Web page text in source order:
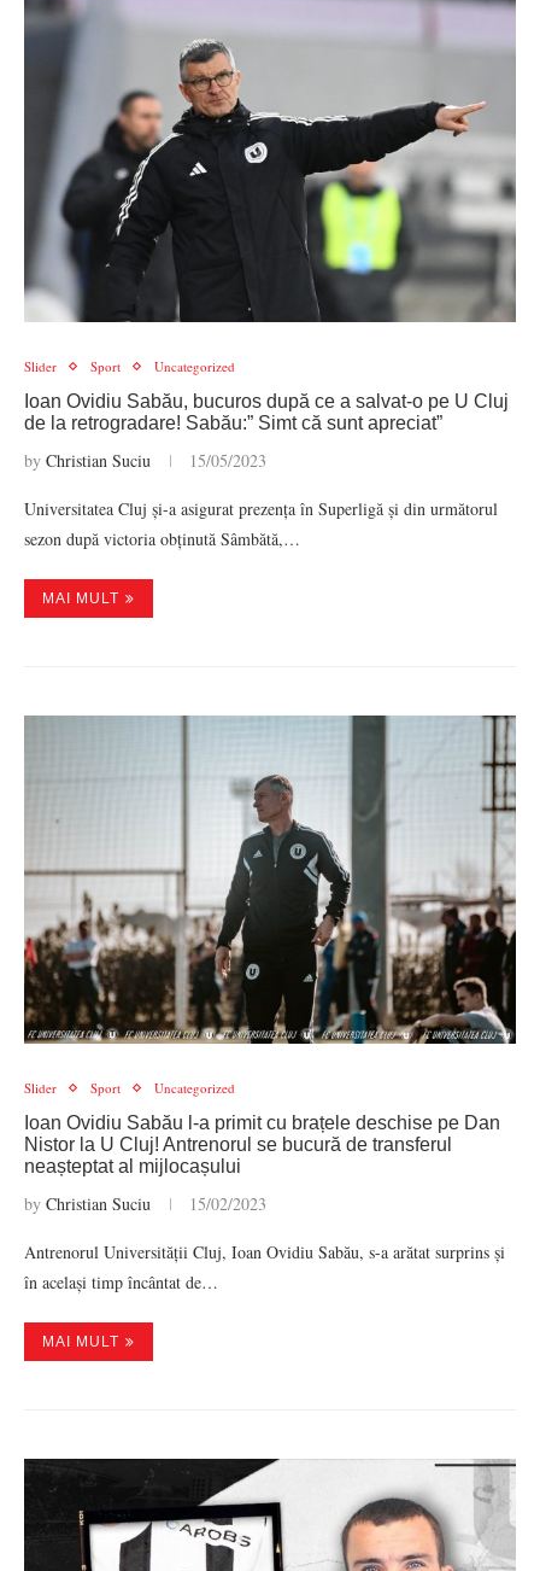
Slider Sport Uncategorized
Ioan Ovidiu Sabău, bucuros după ce a salvat-o pe U Cluj
de la retrogradare! Sabău:” Simt că sunt apreciat”
by Christian Suciu 15/05/2023
Universitatea Cluj și-a asigurat prezența în Superligă și din următorul
sezon după victoria obținută Sâmbătă,…
MAI MULT
Slider Sport Uncategorized
Ioan Ovidiu Sabău l-a primit cu brațele deschise pe Dan
Nistor la U Cluj! Antrenorul se bucură de transferul
neașteptat al mijlocașului
by Christian Suciu 15/02/2023
Antrenorul Universității Cluj, Ioan Ovidiu Sabău, s-a arătat surprins și
în același timp încântat de…
MAI MULT